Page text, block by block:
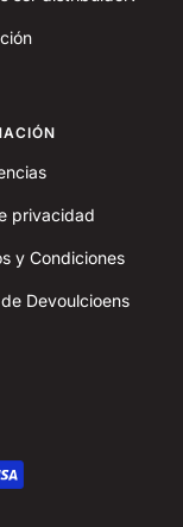
privacidad
y Condiciones
Devoulcioens